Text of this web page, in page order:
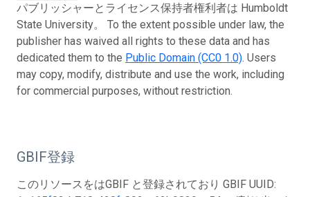
パブリッシャーとライセンス保持者権利者は Humboldt
State University。 To the extent possible under law, the
publisher has waived all rights to these data and has
dedicated them to the Public Domain (CC0 1.0). Users
may copy, modify, distribute and use the work, including
for commercial purposes, without restriction.
GBIF登録
このリソースをはGBIF と登録されており GBIF UUID: